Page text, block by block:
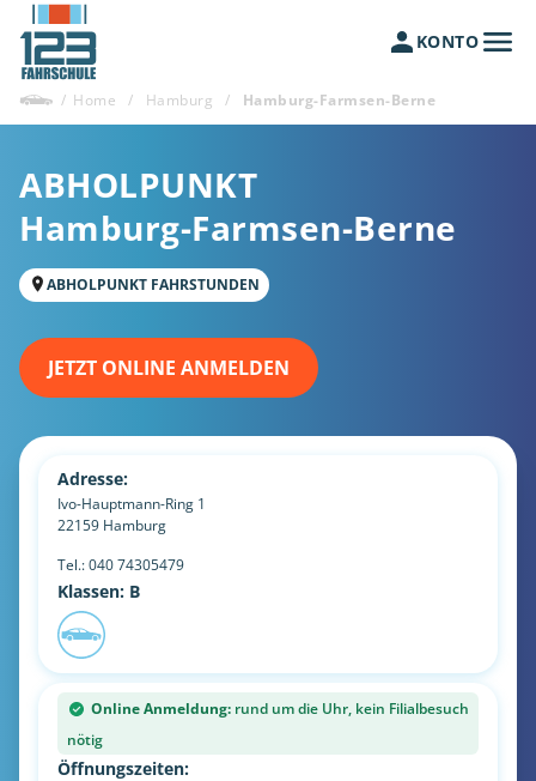
KONTO
/ Home / Hamburg / Hamburg-Farmsen-Berne
ABHOLPUNKT
Hamburg-Farmsen-Berne
ABHOLPUNKT FAHRSTUNDEN
JETZT ONLINE ANMELDEN
Adresse:
Ivo-Hauptmann-Ring 1
22159 Hamburg
Tel.:040 74305479
Klassen: B
Online Anmeldung: rund um die Uhr, kein Filialbesuch
nötig
Öffnungszeiten: